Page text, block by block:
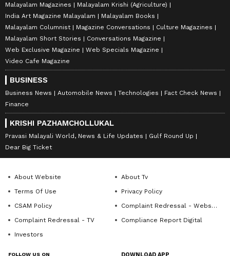
Malayalam Magazines
Malayalam Krishi (Agriculture)
India Art Magazine Malayalam
Malayalam Books
Malayalam Columnist
Magazine Conversations
Culture Magazines
Malayalam Short Stories
Conversations Magazine
Web Exclusive Magazine
Web Specials Magazine
Video Cafe Magazine
BUSINESS
Business News Automobile News Technologies
Fact Check News
Finance
KRISHI PAZHAMCHOLLUKAL
Pravasi Malayali World, News & Life Updates
Gulf Round Up
Dear Big Ticket
About Website
About Tv
Terms Of Use
Privacy Policy
CSAM Policy
Complaint Redressal - Website
Complaint Redressal - TV
Compliance Report Digital
Investors
FOLLOW US ON DOWNLOAD APP